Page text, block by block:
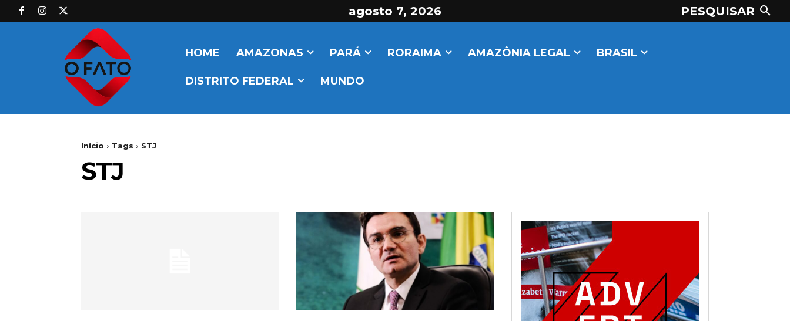
agosto 7, 2026 PESQUISAR
HOME AMAZONAS PARÁ RORAIMA AMAZÔNIA LEGAL BRASIL
DISTRITO FEDERAL MUNDO
Início Tags STJ
STJ